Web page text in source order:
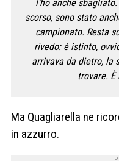
l’ho anche
scorso, sono stato
campionato. Resta
rivedo: è istinto,
arrivava da dietro, la
trovare. È
Ma Quagliarella ne
in azzurro.